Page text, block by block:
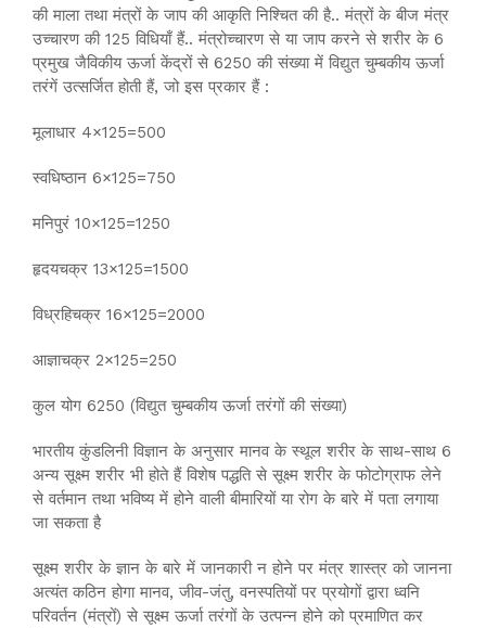
की माला तथा मंत्रों के जाप की आकृति निश्चित की है.. मंत्रों के बीज मंत्र
उच्चारण की 125 विधियाँ हैं.. मंत्रोच्चारण से या जाप करने से शरीर के 6
प्रमुख जैविकीय ऊर्जा केंद्रों से 6250 की संख्या में विद्युत चुम्बकीय ऊर्जा
तरंगें उत्सर्जित होती हैं, जो इस प्रकार हैं :
मूलाधार 4×125=500
स्वधिष्ठान 6×125=750
मनिपुरं 10×125=1250
हृदयचक्र 13×125=1500
विध्रहिचक्र 16×125=2000
आज्ञाचक्र 2×125=250
कुल योग 6250 (विद्युत चुम्बकीय ऊर्जा तरंगों की संख्या)
भारतीय कुंडलिनी विज्ञान के अनुसार मानव के स्थूल शरीर के साथ-साथ 6
अन्य सूक्ष्म शरीर भी होते हैं विशेष पद्धति से सूक्ष्म शरीर के फोटोग्राफ लेने
से वर्तमान तथा भविष्य में होने वाली बीमारियों या रोग के बारे में पता लगाया
जा सकता है
सूक्ष्म शरीर के ज्ञान के बारे में जानकारी न होने पर मंत्र शास्त्र को जानना
अत्यंत कठिन होगा मानव, जीव-जंतु, वनस्पतियों पर प्रयोगों द्वारा ध्वनि
परिवर्तन (मंत्रों) से सूक्ष्म ऊर्जा तरंगों के उत्पन्न होने को प्रमाणित कर